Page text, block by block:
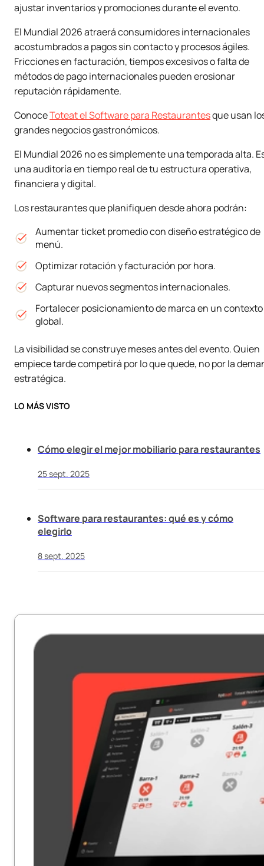
ajustar inventarios y promociones durante el evento.
El Mundial 2026 atraerá consumidores internacionales
acostumbrados a pagos sin contacto y procesos ágiles.
Fricciones en facturación, tiempos excesivos o falta de
métodos de pago internacionales pueden erosionar
reputación rápidamente.
ConoceToteat el Software para Restaurantesque usan
grandes negocios gastronómicos.
El Mundial 2026 no es simplemente una temporada alta.
una auditoría en tiempo real de tu estructura operativa,
financiera y digital.
Los restaurantes que planifiquen desde ahora podrán:
Aumentar ticket promedio con diseño estratégico de
menú.
Optimizar rotación y facturación por hora.
Capturar nuevos segmentos internacionales.
Fortalecer posicionamiento de marca en un contexto
global.
La visibilidad se construye meses antes del evento. Quien
empiece tarde competirá por lo que quede, no por la
estratégica.
LO MÁS VISTO
Cómo elegir el mejor mobiliario para restaurantes
25 sept. 2025
Software para restaurantes: qué es y cómo
elegirlo
8 sept. 2025